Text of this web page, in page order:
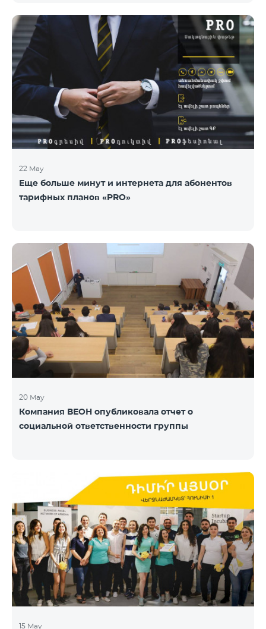
22 May
Еще больше минут и интернета для абонентов
тарифных планов «PRO»
20 May
Компания ВЕОН опубликовала отчет о
социальной ответственности группы
15 May